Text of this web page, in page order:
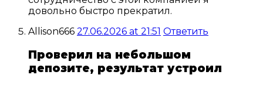
довольно быстро прекратил.
Allison666 27.06.2026 at 21:51 Ответить
Проверил на небольшом
депозите, результат устроил